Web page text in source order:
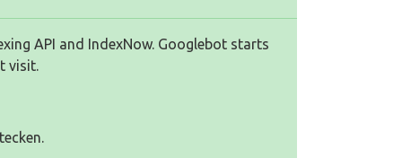
API and IndexNow. Googlebot starts
visit.